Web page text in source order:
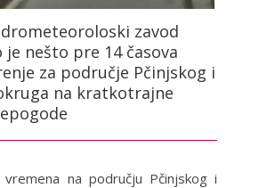
zavod
je nešto pre 14 časova
za područje Pčinjskog i
na kratkotrajne
na području Pčinjskog i